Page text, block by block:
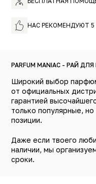
НАС РЕКОМЕНДУЮТ
PARFUM MANIAC - РАЙ
Широкий выбор
от официальных
гарантией
только популярные,
позиции.
Даже если твоего
наличии, мы
сроки.
стильный флакон.
который дарит
сил. Стильную и